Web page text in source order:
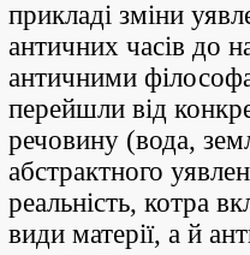
прикладі зміни
античних часів до
античними
перейшли від
речовину (вода,
абстрактного
реальність, котра
види матерії, а й